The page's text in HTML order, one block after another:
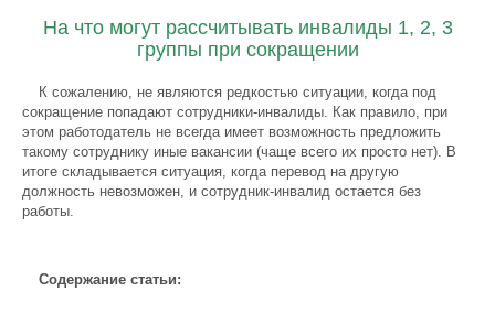
На что могут рассчитывать инвалиды 1, 2, 3
группы при сокращении
К сожалению, не являются редкостью ситуации, когда под
сокращение попадают сотрудники-инвалиды. Как правило, при
этом работодатель не всегда имеет возможность предложить
такому сотруднику иные вакансии (чаще всего их просто нет). В
итоге складывается ситуация, когда перевод на другую
должность невозможен, и сотрудник-инвалид остается без
работы.
Содержание статьи: